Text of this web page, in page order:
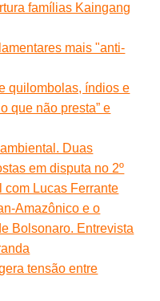
famílias Kaingang
mais "anti-
quilombolas, índios e
que não presta” e
Duas
em disputa no 2º
com Lucas Ferrante
Amazônico e o
Bolsonaro. Entrevista
tensão entre